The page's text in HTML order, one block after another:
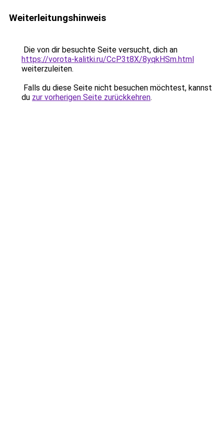
Weiterleitungshinweis
Die von dir besuchte Seite versucht, dich an
https://vorota-kalitki.ru/CcP3t8X/8yqkHSm.html
weiterzuleiten.
Falls du diese Seite nicht besuchen möchtest, kannst
du zur vorherigen Seite zurückkehren.